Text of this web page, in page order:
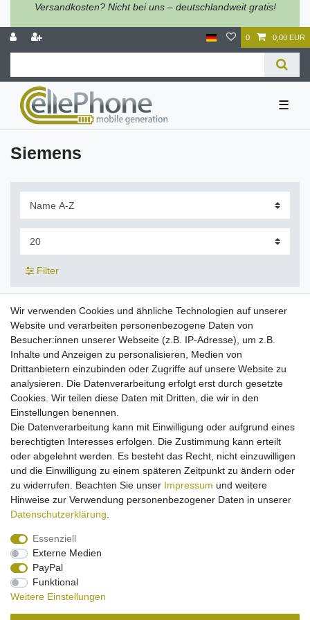
Versandkosten? Nicht bei uns – deutschlandweit gratis!
0 0,00 EUR
☰
Siemens
Filter
Kfz-Ladekabel (Kabelrolle) für Siemens C55 A51
A52 A55 A57 A60 A62 A65 A70 A75 AL21 AX72
AX75 C60 C62 C65 C65V C72 C75
11,95 € *
In den Warenkorb
inkl. ges. MwSt. zzgl. Versandkosten
Kfz-Ladekabel (Kabelrolle) für Siemens ST55 /
ST60
11,95 € *
In den Warenkorb
Impressum Daten­schutz­erklärung
Wir verwenden Cookies und ähnliche Technologien auf unserer
Website und verarbeiten personenbezogene Daten von
Besucher:innen unserer Webseite (z.B. IP-Adresse), um z.B.
Inhalte und Anzeigen zu personalisieren, Medien von
Drittanbietern einzubinden oder Zugriffe auf unsere Website zu
analysieren. Die Datenverarbeitung erfolgt erst durch gesetzte
Cookies. Wir teilen diese Daten mit Dritten, die wir in den
Einstellungen benennen.
Die Datenverarbeitung kann mit Einwilligung oder aufgrund eines
berechtigten Interesses erfolgen. Die Zustimmung kann erteilt
oder abgelehnt werden. Es besteht das Recht, nicht einzuwilligen
und die Einwilligung zu einem späteren Zeitpunkt zu ändern oder
zu widerrufen. Beachten Sie unser Impressum und weitere
Hinweise zur Verwendung personenbezogener Daten in unserer
Daten­schutz­erklärung
Essenziell
Externe Medien
PayPal
Funktional
Weitere Einstellungen